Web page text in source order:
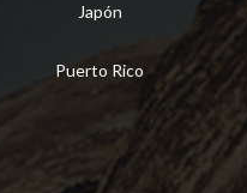
Japón
Puerto Rico